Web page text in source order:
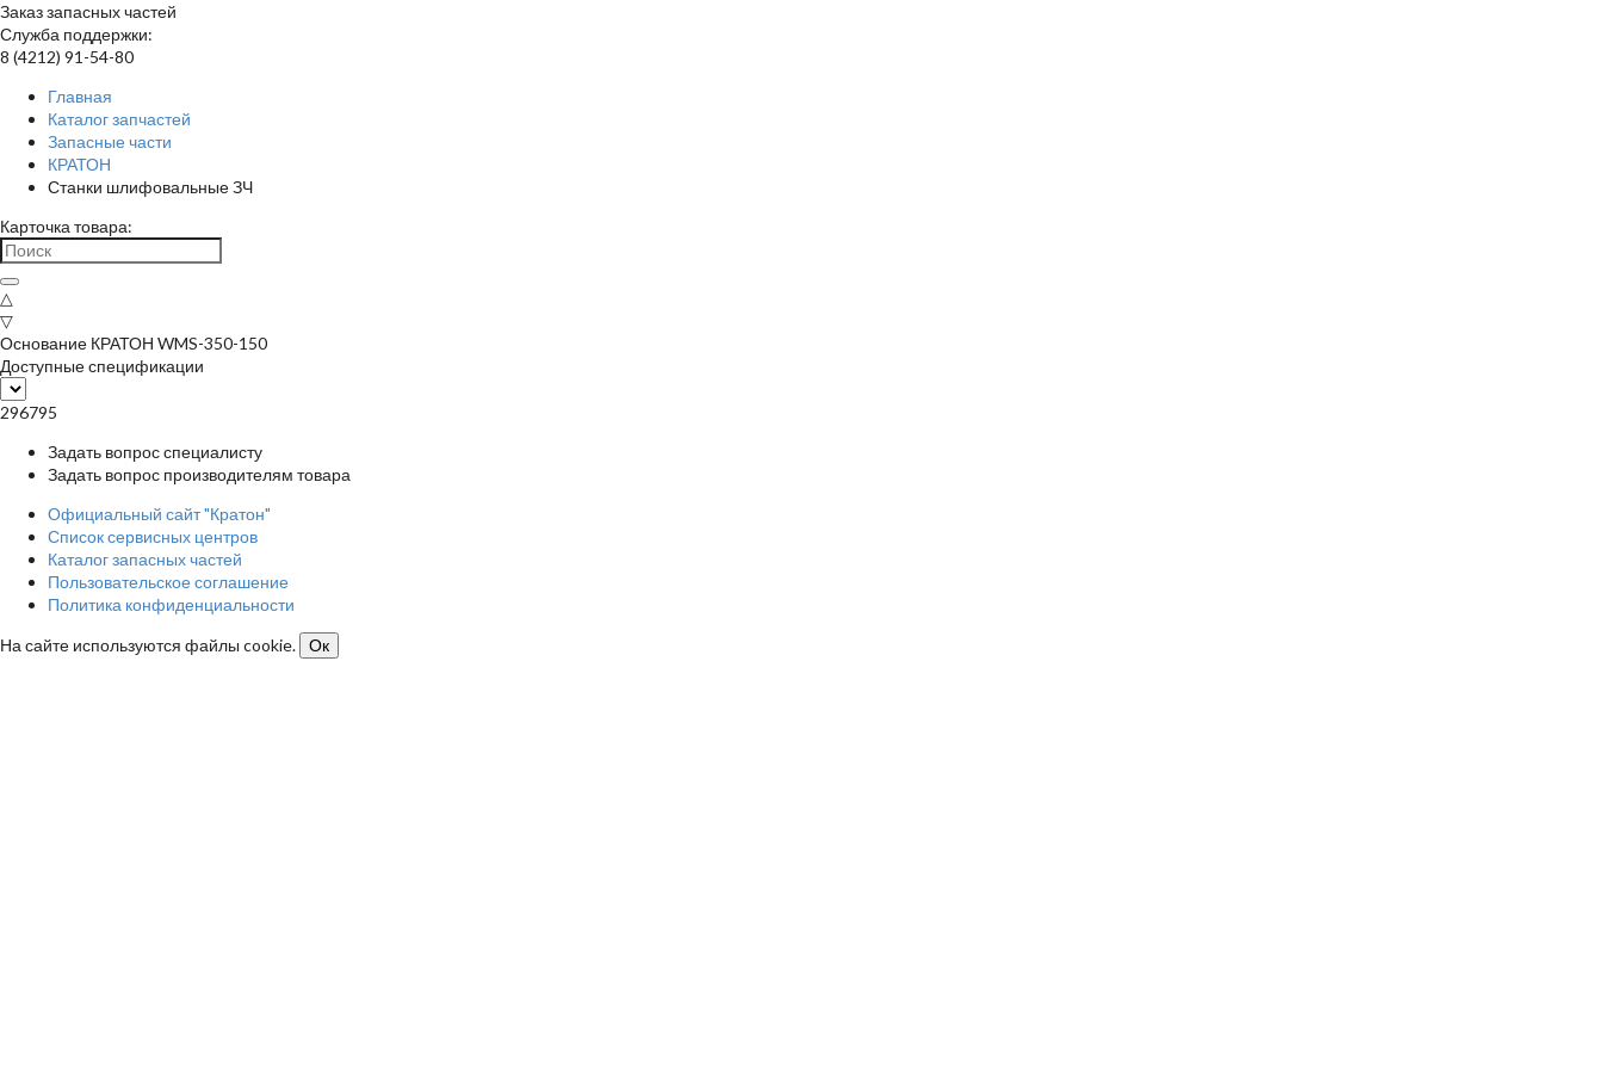
Заказ запасных частей
Служба поддержки:
8 (4212) 91-54-80
Главная
Каталог запчастей
Запасные части
КРАТОН
Станки шлифовальные ЗЧ
Карточка товара:
△
▽
Основание КРАТОН WMS-350-150
Доступные спецификации
296795
Задать вопрос специалисту
Задать вопрос производителям товара
Официальный сайт "Кратон"
Список сервисных центров
Каталог запасных частей
Пользовательское соглашение
Политика конфиденциальности
На сайте используются файлы cookie.
Ок